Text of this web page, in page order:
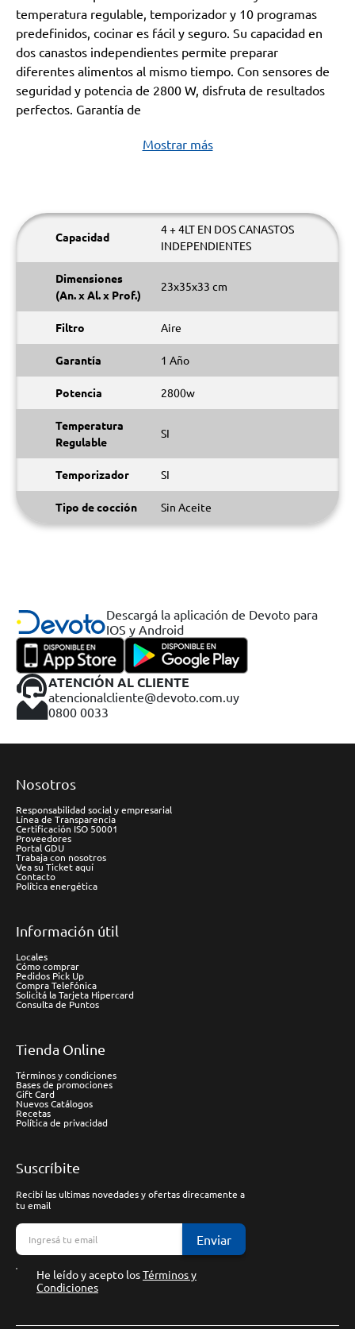
temperatura regulable, temporizador y 10 programas
predefinidos, cocinar es fácil y seguro. Su capacidad en
dos canastos independientes permite preparar
diferentes alimentos al mismo tiempo. Con sensores de
seguridad y potencia de 2800 W, disfruta de resultados
perfectos. Garantía de
Mostrar más
Capacidad
4 + 4LT EN DOS CANASTOS
INDEPENDIENTES
Dimensiones
(An. x Al. x Prof.)
23x35x33 cm
Filtro Aire
Garantía 1 Año
Potencia 2800w
Temperatura
Regulable
SI
Temporizador SI
Tipo de cocción Sin Aceite
Descargá la aplicación de Devoto para
IOS y Android
ATENCIÓN AL CLIENTE
atencionalcliente@devoto.com.uy
0800 0033
Nosotros
Responsabilidad social y empresarial
Línea de Transparencia
Certificación ISO 50001
Proveedores
Portal GDU
Trabaja con nosotros
Vea su Ticket aquí
Contacto
Política energética
Información útil
Locales
Cómo comprar
Pedidos Pick Up
Compra Telefónica
Solicitá la Tarjeta Hipercard
Consulta de Puntos
Tienda Online
Términos y condiciones
Bases de promociones
Gift Card
Nuevos Catálogos
Recetas
Política de privacidad
Suscríbite
Recibí las ultimas novedades y ofertas direcamente a
tu email
Enviar
He leído y acepto losTérminos y
Condiciones